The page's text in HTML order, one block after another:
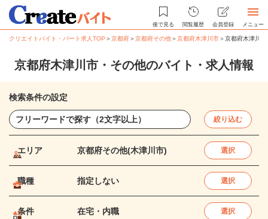
後で見る 閲覧履歴 会員登録 メニュー
クリエイトバイト・パート求人TOP ＞京都府＞京都府その他＞京都府木津川市＞京都府木津川
京都府木津川市・その他のバイト・求人情報
検索条件の設定
絞り込む
エリア 京都府その他(木津川市) 選択
職種 指定しない 選択
条件 在宅・内職 選択